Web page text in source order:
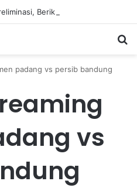
padang vs persib bandung
vs